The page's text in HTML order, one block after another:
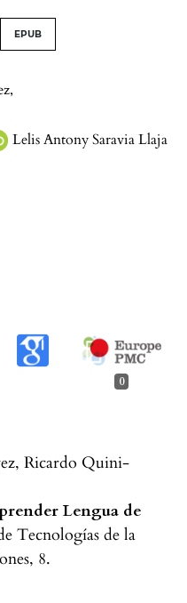
EPUB
,
Lelis Antony Saravia Llaja
0
Ricardo Quini-
Lengua de
Tecnologías de la
8.